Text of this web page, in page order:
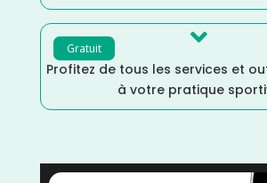
Gratuit 
Profitez de tous les services et
à votre pratique